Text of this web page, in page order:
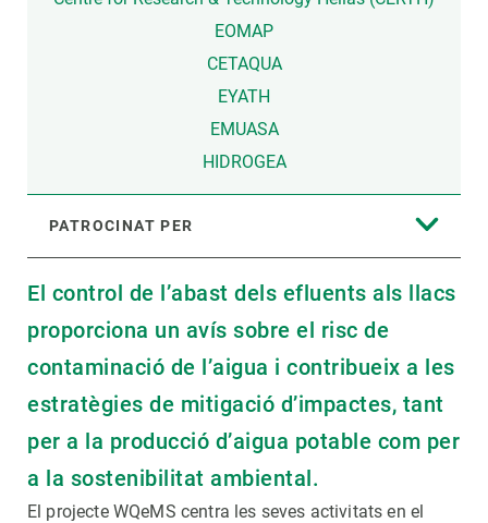
EOMAP
CETAQUA
EYATH
EMUASA
HIDROGEA
PATROCINAT PER
El control de l’abast dels efluents als llacs
proporciona un avís sobre el risc de
contaminació de l’aigua i contribueix a les
estratègies de mitigació d’impactes, tant
per a la producció d’aigua potable com per
a la sostenibilitat ambiental.
El projecte WQeMS centra les seves activitats en el